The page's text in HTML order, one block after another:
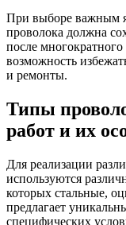
При выборе важным
проволока должна
после многократного
возможность
и ремонты.
Типы
работ и их
Для реализации
используются
которых стальные,
предлагает
специфических